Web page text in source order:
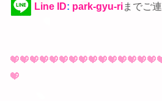
Line ID: park-gyu-riまでご